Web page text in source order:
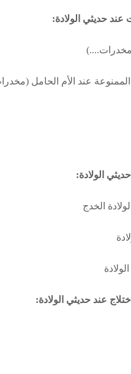
عند حديثي الولادة:
(مخدرات....)
الممنوعة عند الأم الحامل
حديثي الولادة:
الخدج
عند حديثي الولادة: